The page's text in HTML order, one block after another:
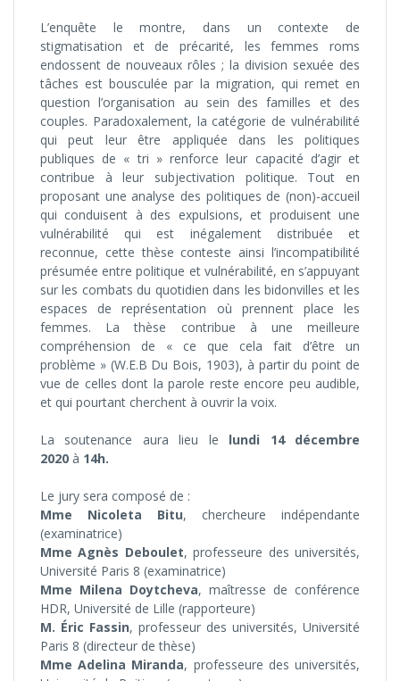
L’enquête le montre, dans un contexte de
stigmatisation et de précarité, les femmes roms
endossent de nouveaux rôles ; la division sexuée des
tâches est bousculée par la migration, qui remet en
question l’organisation au sein des familles et des
couples. Paradoxalement, la catégorie de vulnérabilité
qui peut leur être appliquée dans les politiques
publiques de « tri » renforce leur capacité d’agir et
contribue à leur subjectivation politique. Tout en
proposant une analyse des politiques de (non)-accueil
qui conduisent à des expulsions, et produisent une
vulnérabilité qui est inégalement distribuée et
reconnue, cette thèse conteste ainsi l’incompatibilité
présumée entre politique et vulnérabilité, en s’appuyant
sur les combats du quotidien dans les bidonvilles et les
espaces de représentation où prennent place les
femmes. La thèse contribue à une meilleure
compréhension de « ce que cela fait d’être un
problème » (W.E.B Du Bois, 1903), à partir du point de
vue de celles dont la parole reste encore peu audible,
et qui pourtant cherchent à ouvrir la voix.
La soutenance aura lieu le lundi 14 décembre
2020 à 14h.
Le jury sera composé de :
Mme Nicoleta Bitu, chercheure indépendante
(examinatrice)
Mme Agnès Deboulet, professeure des universités,
Université Paris 8 (examinatrice)
Mme Milena Doytcheva, maîtresse de conférence
HDR, Université de Lille (rapporteure)
M. Éric Fassin, professeur des universités, Université
Paris 8 (directeur de thèse)
Mme Adelina Miranda, professeure des universités,